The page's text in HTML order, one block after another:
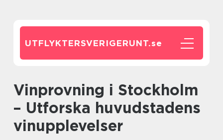
UTFLYKTERSVERIGERUNT.se
Vinprovning i Stockholm
– Utforska huvudstadens
vinupplevelser